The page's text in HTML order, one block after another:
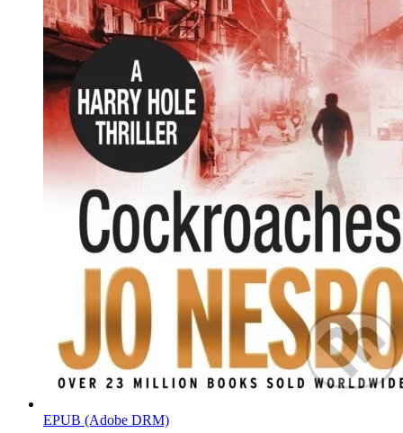
EPUB (Adobe DRM)